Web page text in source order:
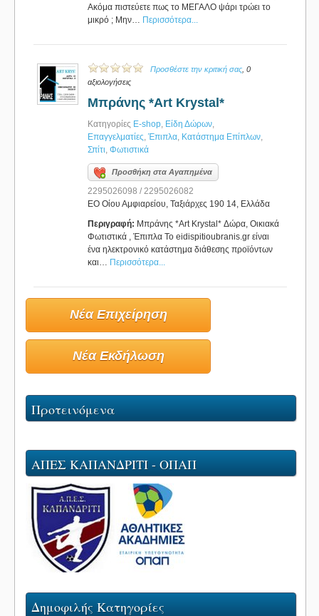
Ακόμα πιστεύετε πως το ΜΕΓΑΛΟ ψάρι τρώει το
μικρό ; Μην… Περισσότερα...
Προσθέστε την κριτική σας , 0
αξιολογήσεις
Μπράνης *Art Krystal*
Κατηγορίες E-shop, Είδη Δώρων,
Επαγγελματίες, Έπιπλα, Κατάστημα Επίπλων,
Σπίτι, Φωτιστικά
Προσθήκη στα Αγαπημένα
2295026098 / 2295026082
ΕΟ Οίου Αμφιαρείου, Ταξιάρχες 190 14, Ελλάδα
Περιγραφή: Μπράνης *Art Krystal* Δώρα, Οικιακά
Φωτιστικά , Έπιπλα Το eidispitioubranis.gr είναι
ένα ηλεκτρονικό κατάστημα διάθεσης προϊόντων
και… Περισσότερα...
Νέα Επιχείρηση
Νέα Εκδήλωση
Προτεινόμενα
ΑΠΕΣ ΚΑΠΑΝΔΡΙΤΙ - ΟΠΑΠ
Δημοφιλής Κατηγορίες